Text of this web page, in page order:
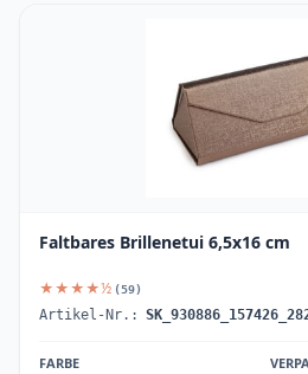
Faltbares Brillenetui 6,5x16 cm
★★★★½ (59)
Artikel-Nr.:
FARBE